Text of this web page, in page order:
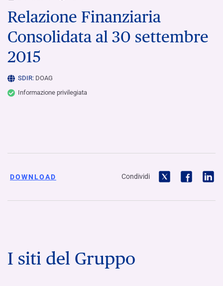
Relazione Finanziaria
Consolidata al 30 settembre
2015
SDIR: DOAG
Informazione privilegiata
DOWNLOAD Condividi
I siti del Gruppo